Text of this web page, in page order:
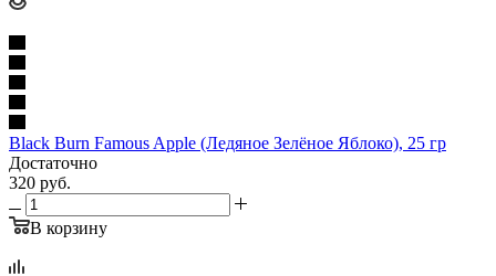
Black Burn Famous Apple (Ледяное Зелёное Яблоко), 25 гр
Достаточно
320 руб.
В корзину